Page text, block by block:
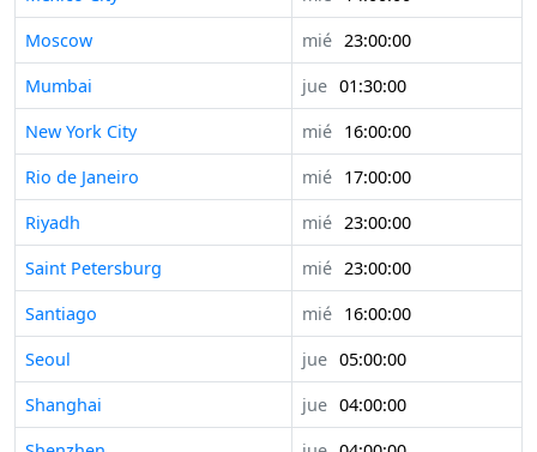
Moscow
mié 23:00:00
Mumbai
jue 01:30:00
New York City
mié 16:00:00
Rio de Janeiro
mié 17:00:00
Riyadh
mié 23:00:00
Saint Petersburg
mié 23:00:00
Santiago
mié 16:00:00
Seoul
jue 05:00:00
Shanghai
jue 04:00:00